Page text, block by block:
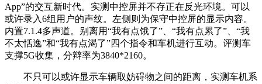
App”的交互新时代。实测中控屏并不存正在反光环境。可以
或许录入6组用户的声纹。左侧则为保守中控屏的显示内容。
内置7.1.4多声道。别离用“我有点饿了”、“我有点累了”、“我
不太恬逸”和“我有点渴了”四个指令和车机进行互动。评测车
支撑5G收集，分辩率为3840*2160。
不只可以或许显示车辆取妨碍物之间的距离，实测车机系